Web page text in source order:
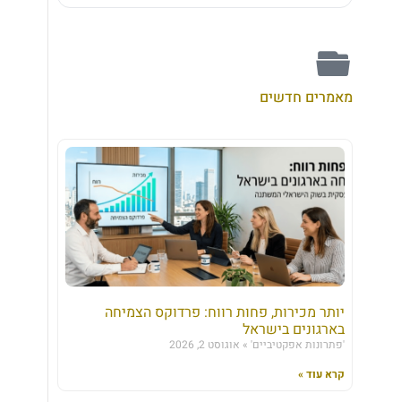
מאמרים חדשים
יותר מכירות, פחות רווח: פרדוקס הצמיחה
בארגונים בישראל
'פתרונות אפקטיביים'
אוגוסט 2, 2026
קרא עוד »